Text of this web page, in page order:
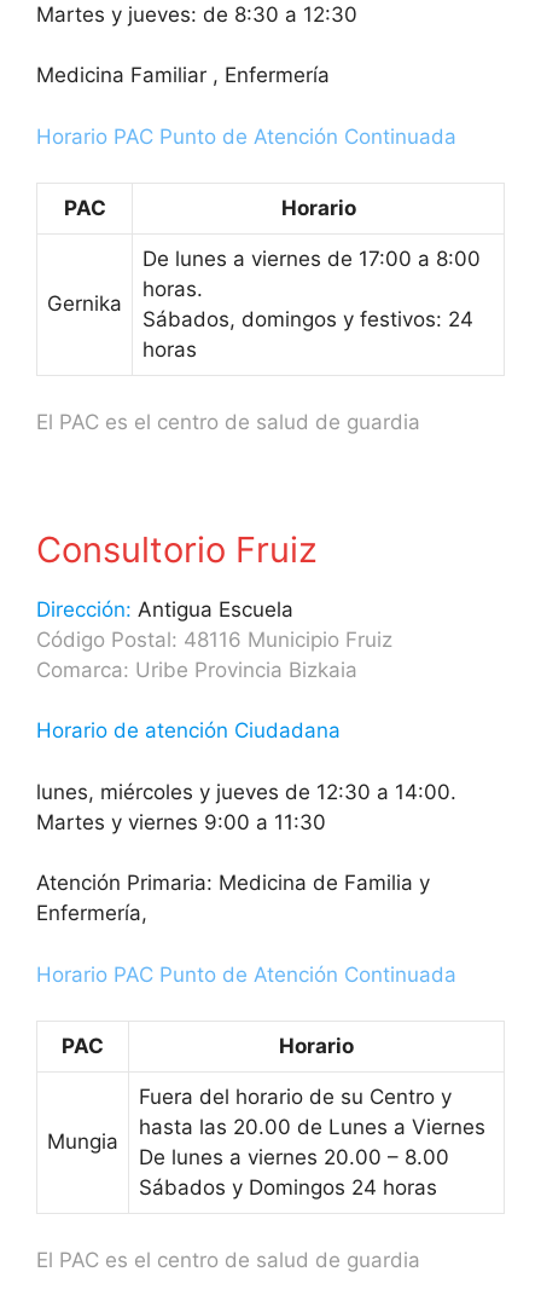
Martes y jueves: de 8:30 a 12:30
Medicina Familiar , Enfermería
Horario PAC Punto de Atención Continuada
PAC Horario
Gernika
De lunes a viernes de 17:00 a 8:00
horas.
Sábados, domingos y festivos: 24
horas
El PAC es el centro de salud de guardia
Consultorio Fruiz
Dirección: Antigua Escuela
Código Postal: 48116 Municipio Fruiz
Comarca: Uribe Provincia Bizkaia
Horario de atención Ciudadana
lunes, miércoles y jueves de 12:30 a 14:00.
Martes y viernes 9:00 a 11:30
Atención Primaria: Medicina de Familia y
Enfermería,
Horario PAC Punto de Atención Continuada
PAC Horario
Mungia
Fuera del horario de su Centro y
hasta las 20.00 de Lunes a Viernes
De lunes a viernes 20.00 – 8.00
Sábados y Domingos 24 horas
El PAC es el centro de salud de guardia